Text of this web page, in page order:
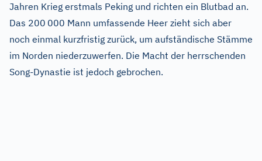
Jahren Krieg erstmals Peking und richten ein Blutbad an.
Das 200 000 Mann umfassende Heer zieht sich aber
noch einmal kurzfristig zurück, um aufständische Stämme
im Norden niederzuwerfen. Die Macht der herrschenden
Song-Dynastie ist jedoch gebrochen.